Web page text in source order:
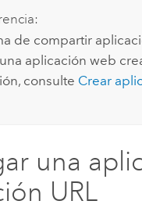
de compartir
aplicación web
consulte Crear
una
URL